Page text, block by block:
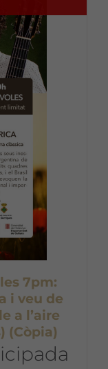
7pm:
i veu de
a l’aire
(Còpia)